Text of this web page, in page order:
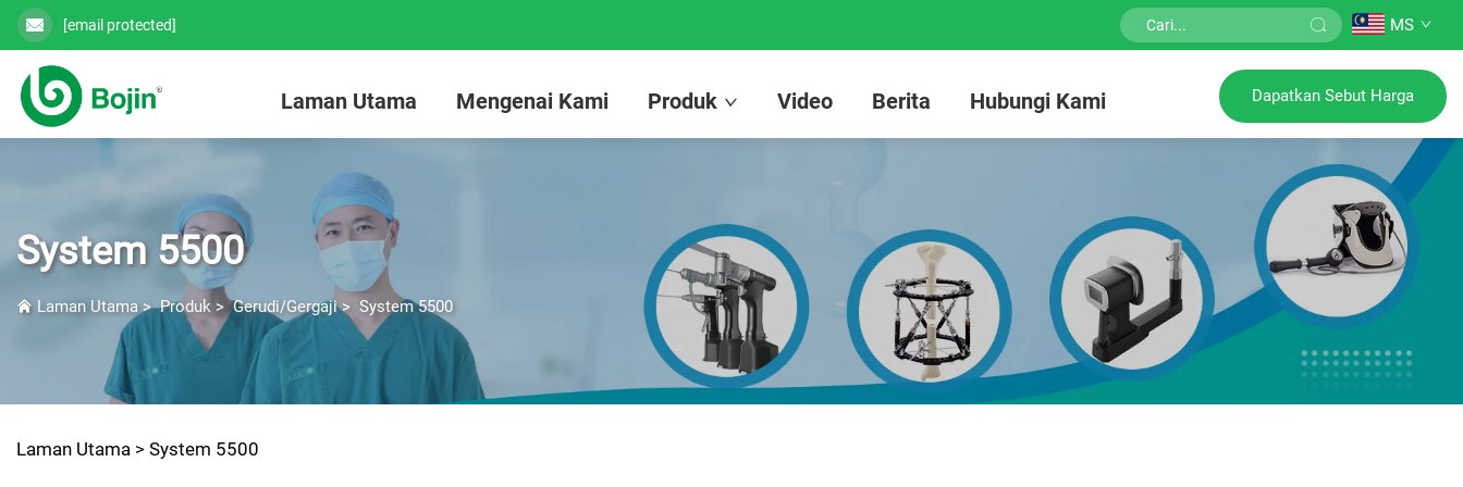
[email protected] MS
Laman Utama Mengenai Kami Produk Video Berita Hubungi Kami Dapatkan Sebut Harga
System 5500
Laman Utama>Produk >Gerudi/Gergaji> System 5500
Laman Utama > System 5500